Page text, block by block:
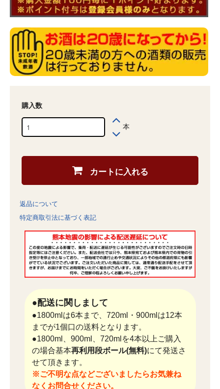
購入数
本
カートに入れる
返品について
特定商取引法に基づく表記
●配送に関しまして
●1800mlは6本まで、720ml・900mlは12本
までが1個口の送料となります。
●1800ml、900ml、720mlを4本以上ご購入
の場合基本再利用段ボール(無料)にて発送さ
せて頂きます。
※ご不明な点などございましたらお気兼ね
なくお問合せください。